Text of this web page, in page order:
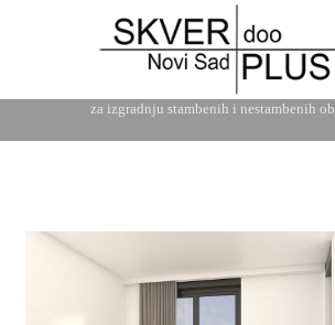
za izgradnju stambenih i nestambenih